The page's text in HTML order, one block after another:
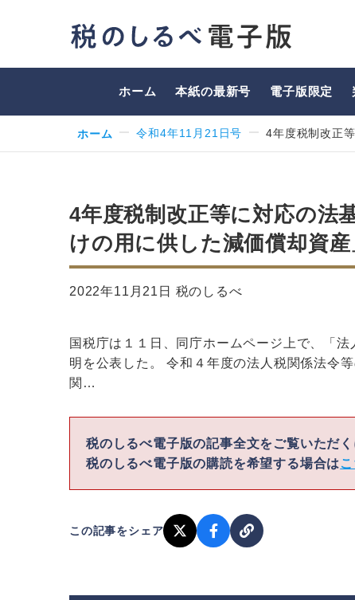
ホーム 本紙の最新号 電子版限定
ホーム 令和4年11月21日号 4年度税制改正
4年度税制改正等に対応の法
けの用に供した減価償却資
2022年11月21日 税のしるべ
国税庁は１１日、同庁ホームページ上で、「
明を公表した。 令和４年度の法人税関係法令
関…
税のしるべ電子版の記事全文をご覧いただ
税のしるべ電子版の購読を希望する場合は
この記事をシェア